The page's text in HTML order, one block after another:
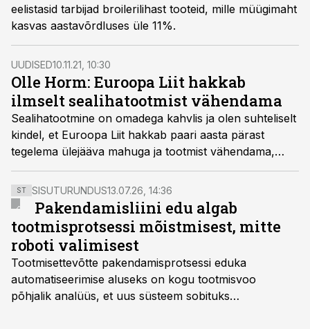
eelistasid tarbijad broilerilihast tooteid, mille müügimaht
kasvas aastavõrdluses üle 11%.
UUDISED10.11.21, 10:30
Olle Horm: Euroopa Liit hakkab
ilmselt sealihatootmist vähendama
Sealihatootmine on omadega kahvlis ja olen suhteliselt
kindel, et Euroopa Liit hakkab paari aasta pärast
tegelema ülejääva mahuga ja tootmist vähendama,
märgib Atria Eesti tegevdirektor Olle Horm.
ST SISUTURUNDUS13.07.26, 14:36
Pakendamisliini edu algab
tootmisprotsessi mõistmisest, mitte
roboti valimisest
Tootmisettevõtte pakendamisprotsessi eduka
automatiseerimise aluseks on kogu tootmisvoo
põhjalik analüüs, et uus süsteem sobituks